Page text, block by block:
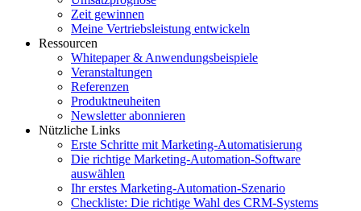
Zeit gewinnen
Meine Vertriebsleistung entwickeln
Ressourcen
Whitepaper & Anwendungsbeispiele
Veranstaltungen
Referenzen
Produktneuheiten
Newsletter abonnieren
Nützliche Links
Erste Schritte mit Marketing-Automatisierung
Die richtige Marketing-Automation-Software
auswählen
Ihr erstes Marketing-Automation-Szenario
Checkliste: Die richtige Wahl des CRM-Systems